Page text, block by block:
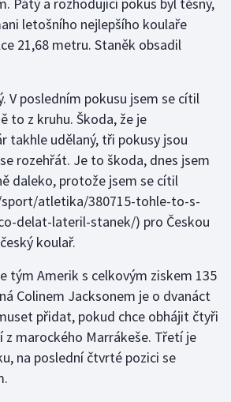
Pátý a rozhodující pokus byl těsný,
letošního nejlepšího koulaře
21,68 metru. Staněk obsadil
V posledním pokusu jsem se cítil
to z kruhu. Škoda, že je
takhle udělaný, tři pokusy jsou
rozehřát. Je to škoda, dnes jsem
daleko, protože jsem se cítil
atletika/380715-tohle-to-s-
delat-lateril-stanek/) pro Českou
koulař.
tým Amerik s celkovým ziskem 135
Colinem Jacksonem je o dvanáct
přidat, pokud chce obhájit čtyři
marockého Marrákeše. Třetí je
na poslední čtvrté pozici se